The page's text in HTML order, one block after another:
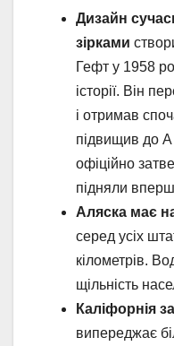
Дизайн
зірками
Гефт у 1958
історії. Він
і отримав
підвищив до A
офіційно
підняли
Аляска має
серед усіх
кілометрів.
щільність
Каліфорнія
випереджає